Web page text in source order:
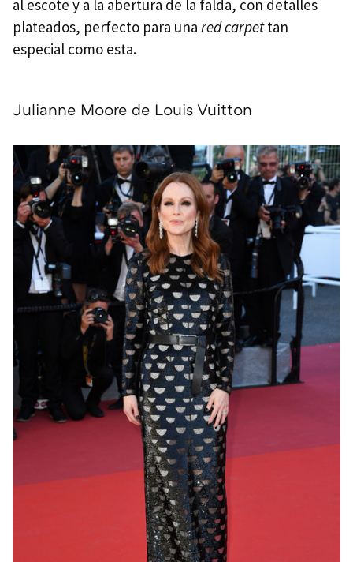
al escote y a la abertura de la falda, con detalles
plateados, perfecto para una red carpettan
especial como esta.
Julianne Moore de Louis Vuitton